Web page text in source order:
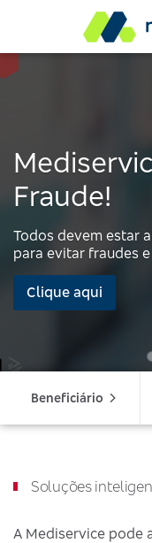
Fraude!
Todos devem estar
para evitar fraudes
Clique aqui
Beneficiário
Soluções
A Mediservice pode